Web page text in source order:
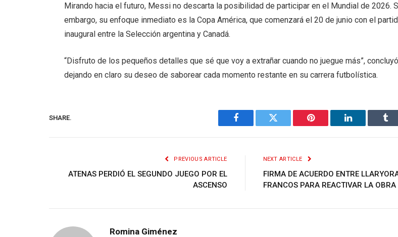
Mirando hacia el futuro, Messi no descarta la posibilidad de participar en el Mundial de 2026.
embargo, su enfoque inmediato es la Copa América, que comenzará el 20 de junio con el
inaugural entre la Selección argentina y Canadá.
“Disfruto de los pequeños detalles que sé que voy a extrañar cuando no juegue más”,
dejando en claro su deseo de saborear cada momento restante en su carrera futbolística.
SHARE.
Facebook Twitter Pinterest LinkedIn
PREVIOUS ARTICLE
ATENAS PERDIÓ EL SEGUNDO JUEGO POR EL
ASCENSO
NEXT ARTICLE
FIRMA DE ACUERDO ENTRE
FRANCOS PARA REACTIVAR LA
Romina Giménez